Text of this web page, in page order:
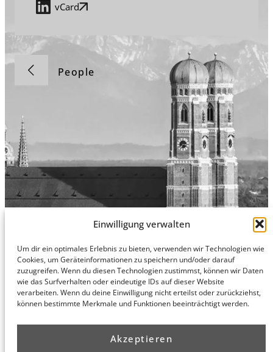
Einwilligung verwalten
Um dir ein optimales Erlebnis zu bieten, verwenden wir Technologien wie
Cookies, um Geräteinformationen zu speichern und/oder darauf
zuzugreifen. Wenn du diesen Technologien zustimmst, können wir Daten
wie das Surfverhalten oder eindeutige IDs auf dieser Website
verarbeiten. Wenn du deine Einwilligung nicht erteilst oder zurückziehst,
können bestimmte Merkmale und Funktionen beeinträchtigt werden.
Akzeptieren
vCard
People
Hamburg
honert
hamburg
PartG mbB
8
Munich
honert
münchen
PartG mbB
14 (Fünf Höfe)
Privacy Policy
Legal Notice